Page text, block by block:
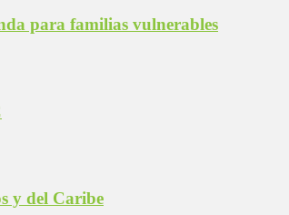
para familias vulnerables
y del Caribe